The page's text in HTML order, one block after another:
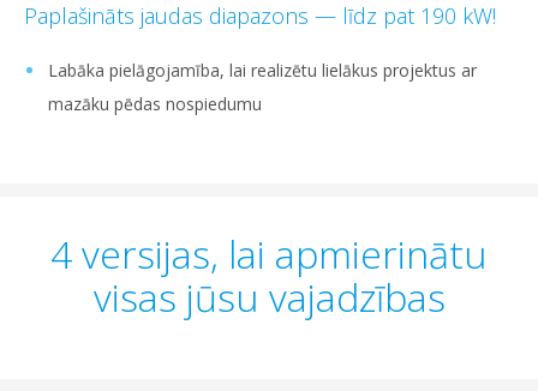
Paplašināts jaudas diapazons — līdz pat 190 kW!
Labāka pielāgojamība, lai realizētu lielākus projektus ar
mazāku pēdas nospiedumu
4 versijas, lai apmierinātu
visas jūsu vajadzības